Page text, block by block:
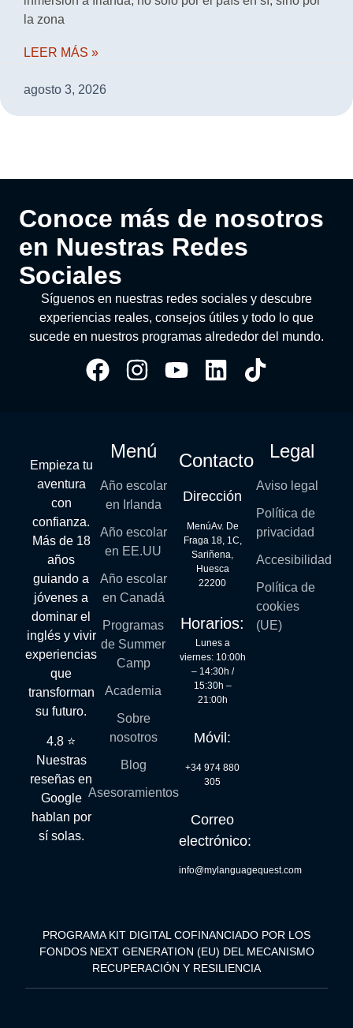
la zona
LEER MÁS »
agosto 3, 2026
Conoce más de nosotros
en Nuestras Redes
Sociales
Síguenos en nuestras redes sociales y descubre
experiencias reales, consejos útiles y todo lo que
sucede en nuestros programas alrededor del mundo.
Empieza tu
aventura
con
confianza.
Más de 18
años
guiando a
jóvenes a
dominar el
inglés y vivir
experiencias
que
transforman
su futuro.
4.8 ⭐
Nuestras
reseñas en
Google
hablan por
sí solas.
Menú
Año escolar
en Irlanda
Año escolar
en EE.UU
Año escolar
en Canadá
Programas
de Summer
Camp
Academia
Sobre
nosotros
Blog
Asesoramientos
Contacto
Dirección
MenúAv. De
Fraga 18, 1C,
Sariñena,
Huesca
22200
Horarios:
Lunes a
viernes: 10:00h
– 14:30h /
15:30h –
21:00h
Móvil:
+34 974 880
305
Correo
electrónico:
info@mylanguagequest.com
Legal
Aviso legal
Política de
privacidad
Accesibilidad
Política de
cookies
(UE)
PROGRAMA KIT DIGITAL COFINANCIADO POR LOS
FONDOS NEXT GENERATION (EU) DEL MECANISMO
RECUPERACIÓN Y RESILIENCIA